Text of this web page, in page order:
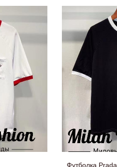
Футболка Prada